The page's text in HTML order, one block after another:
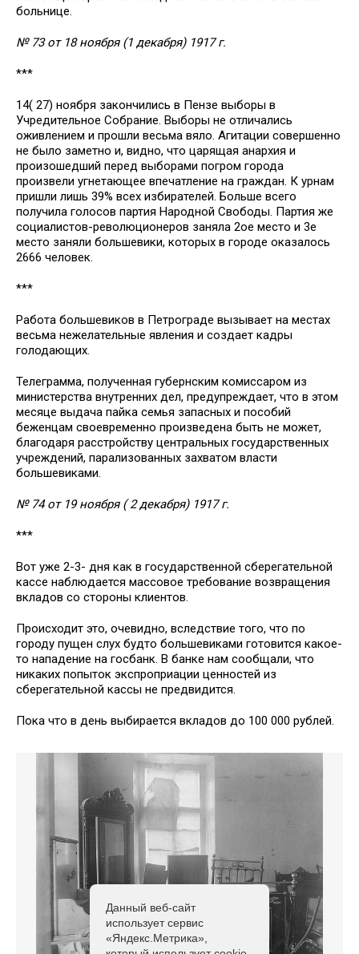
больнице.
№ 73 от 18 ноября (1 декабря) 1917 г.
***
14( 27) ноября закончились в Пензе выборы в
Учредительное Собрание. Выборы не отличались
оживлением и прошли весьма вяло. Агитации совершенно
не было заметно и, видно, что царящая анархия и
произошедший перед выборами погром города
произвели угнетающее впечатление на граждан. К урнам
пришли лишь 39% всех избирателей. Больше всего
получила голосов партия Народной Свободы. Партия же
социалистов-революционеров заняла 2ое место и 3е
место заняли большевики, которых в городе оказалось
2666 человек.
***
Работа большевиков в Петрограде вызывает на местах
весьма нежелательные явления и создает кадры
голодающих.
Телеграмма, полученная губернским комиссаром из
министерства внутренних дел, предупреждает, что в этом
месяце выдача пайка семья запасных и пособий
беженцам своевременно произведена быть не может,
благодаря расстройству центральных государственных
учреждений, парализованных захватом власти
большевиками.
№ 74 от 19 ноября ( 2 декабря) 1917 г.
***
Вот уже 2-3- дня как в государственной сберегательной
кассе наблюдается массовое требование возвращения
вкладов со стороны клиентов.
Происходит это, очевидно, вследствие того, что по
городу пущен слух будто большевиками готовится какое-
то нападение на госбанк. В банке нам сообщали, что
никаких попыток экспроприации ценностей из
сберегательной кассы не предвидится.
Пока что в день выбирается вкладов до 100 000 рублей.
Данный веб-сайт
использует сервис
«Яндекс.Метрика»,